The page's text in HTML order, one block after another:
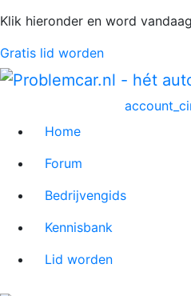
Klik hieronder en word
Gratis lid worden
Home
Forum
Bedrijvengids
Kennisbank
Lid worden